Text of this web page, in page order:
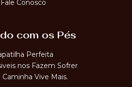
Fale Conosco
com os Pés
Perfeita
nos Fazem Sofrer
Vive Mais.